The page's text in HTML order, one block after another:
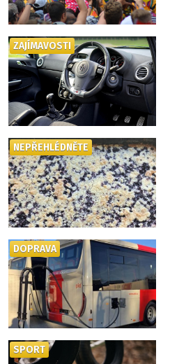
ZAJÍMAVOSTI
NEPŘEHLÉDNĚTE
DOPRAVA
SPORT